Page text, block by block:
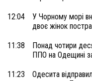
12:04
У Чорному морі
двоє жінок
11:38
Понад чотири
ППО на Одещині
11:23
Одесита